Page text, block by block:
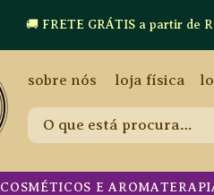
🚚 FRETE GRÁTIS a partir de
sobre nós loja física
COSMÉTICOS E